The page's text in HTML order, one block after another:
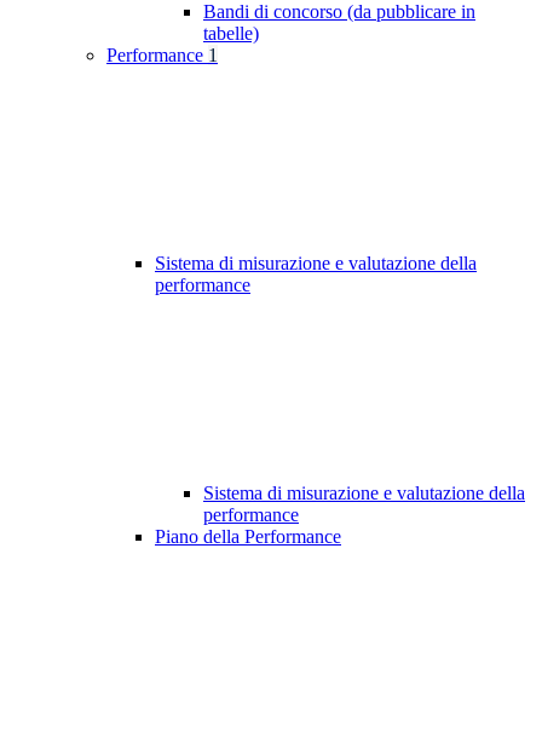
Bandi di concorso (da pubblicare in
tabelle)
Performance 1
Sistema di misurazione e valutazione della
performance
Sistema di misurazione e valutazione della
performance
Piano della Performance